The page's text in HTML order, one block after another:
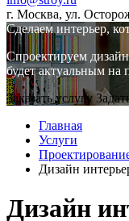
г. Москва, ул.
Сделаем интерьер,
Спроектируем
будет актуальным на
Заказать услугу
Главная
Услуги
Дизайн
Дизайн